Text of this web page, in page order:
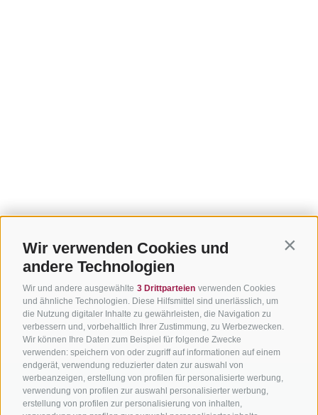
Wir verwenden Cookies und
andere Technologien
Wir und andere ausgewählte 3 Drittparteien verwenden Cookies
und ähnliche Technologien. Diese Hilfsmittel sind unerlässlich, um
die Nutzung digitaler Inhalte zu gewährleisten, die Navigation zu
verbessern und, vorbehaltlich Ihrer Zustimmung, zu Werbezwecken.
Wir können Ihre Daten zum Beispiel für folgende Zwecke
verwenden: speichern von oder zugriff auf informationen auf einem
endgerät, verwendung reduzierter daten zur auswahl von
werbeanzeigen, erstellung von profilen für personalisierte werbung,
verwendung von profilen zur auswahl personalisierter werbung,
erstellung von profilen zur personalisierung von inhalten,